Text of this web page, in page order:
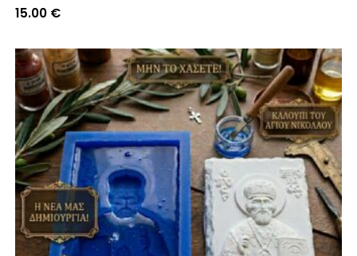
15.00 €